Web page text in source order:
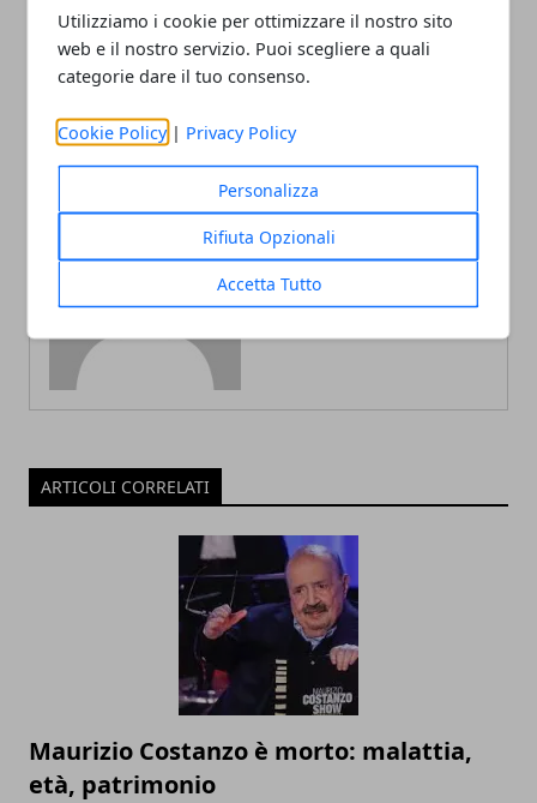
Utilizziamo i cookie per ottimizzare il nostro sito
web e il nostro servizio. Puoi scegliere a quali
categorie dare il tuo consenso.
Cookie Policy | Privacy Policy
Personalizza
Rifiuta Opzionali
Accetta Tutto
I Pannelli Fonoassorbenti
Ikea: recensioni,
funzionano? Opinioni
Come pulire le airpods per
migliorare la qualità
Redazione
ARTICOLI CORRELATI
Maurizio Costanzo è morto: malattia,
età, patrimonio